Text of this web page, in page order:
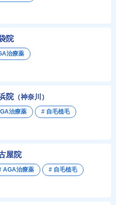
院（神奈川）
治療薬 # 自毛植毛
屋院
AGA治療薬 # 自毛植毛
院
治療薬